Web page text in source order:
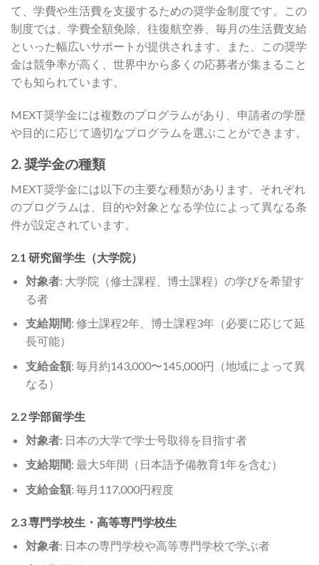
て、学費や生活費を支援するための奨学金制度です。この
制度では、学費全額免除、往復航空券、毎月の生活費支給
といった幅広いサポートが提供されます。また、この奨学
金は競争率が高く、世界中から多くの応募者が集まること
でも知られています。
MEXT奨学金には複数のプログラムがあり、申請者の学歴
や目的に応じて適切なプログラムを選ぶことができます。
2. 奨学金の種類
MEXT奨学金には以下の主要な種類があります。それぞれ
のプログラムは、目的や対象となる学位によって異なる条
件が設定されています。
2.1 研究留学生（大学院）
対象者: 大学院（修士課程、博士課程）の学びを希望す
る者
支給期間: 修士課程2年、博士課程3年（必要に応じて延
長可能）
支給金額: 毎月約143,000〜145,000円（地域によって異
なる）
2.2 学部留学生
対象者: 日本の大学で学士号取得を目指す者
支給期間: 最大5年間（日本語予備教育1年を含む）
支給金額: 毎月117,000円程度
2.3 専門学校生・高等専門学校生
対象者: 日本の専門学校や高等専門学校で学ぶ者